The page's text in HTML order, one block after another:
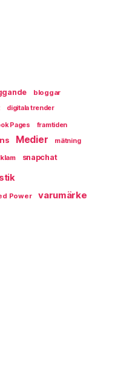
bloggar
digitala trender
Pages framtiden
Medier mätning
snapchat
Power varumärke